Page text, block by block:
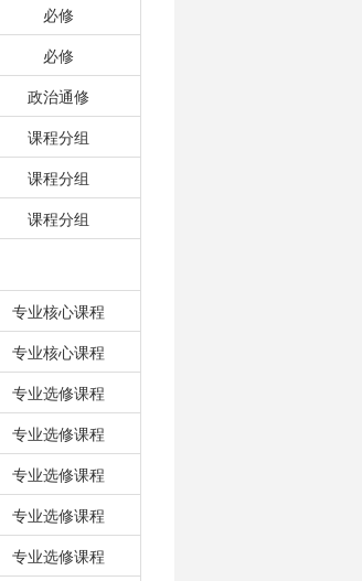
必修
必修
政治通修
课程分组
课程分组
课程分组
专业核心课程
专业核心课程
专业选修课程
专业选修课程
专业选修课程
专业选修课程
专业选修课程